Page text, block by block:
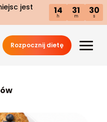
jest
14
h
31
m
29
s
Rozpocznij dietę